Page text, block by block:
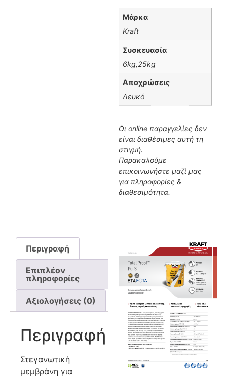
Μάρκα
Kraft
Συσκευασία
6kg,25kg
Αποχρώσεις
Λευκό
Οι online παραγγελίες δεν
είναι διαθέσιμες αυτή τη
στιγμή.
Παρακαλούμε
επικοινωνήστε μαζί μας
για πληροφορίες &
διαθεσιμότητα.
Περιγραφή
Επιπλέον
πληροφορίες
Αξιολογήσεις (0)
Περιγραφή
Στεγανωτική
μεμβράνη για